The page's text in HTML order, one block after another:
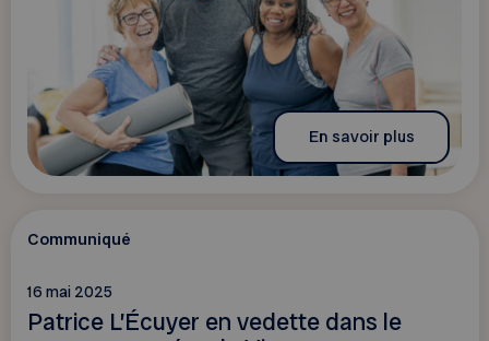
En savoir plus
Communiqué
16 mai 2025
Patrice L’Écuyer en vedette dans le